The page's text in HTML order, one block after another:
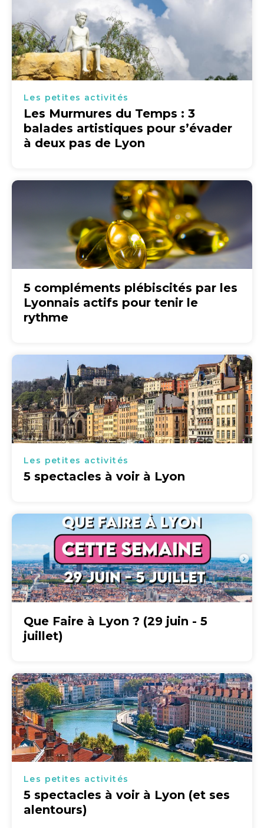
Les petites activités
Les Murmures du Temps : 3
balades artistiques pour s’évader
à deux pas de Lyon
5 compléments plébiscités par les
Lyonnais actifs pour tenir le
rythme
Les petites activités
5 spectacles à voir à Lyon
Que Faire à Lyon ? (29 juin - 5
juillet)
Les petites activités
5 spectacles à voir à Lyon (et ses
alentours)